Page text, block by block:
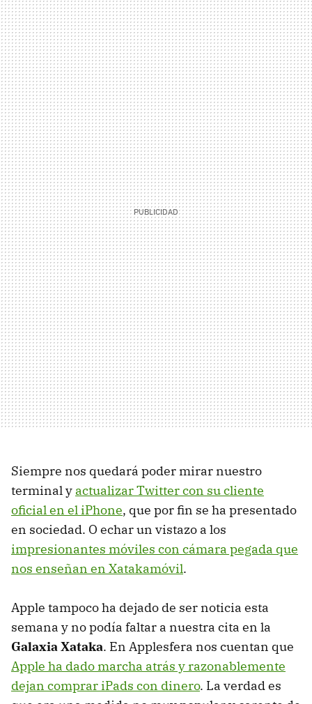
Siempre nos quedará poder mirar nuestro
terminal y actualizar Twitter con su cliente
oficial en el iPhone, que por fin se ha presentado
en sociedad. O echar un vistazo a los
impresionantes móviles con cámara pegada que
nos enseñan en Xatakamóvil.
Apple tampoco ha dejado de ser noticia esta
semana y no podía faltar a nuestra cita en la
Galaxia Xataka. En Applesfera nos cuentan que
Apple ha dado marcha atrás y razonablemente
dejan comprar iPads con dinero. La verdad es